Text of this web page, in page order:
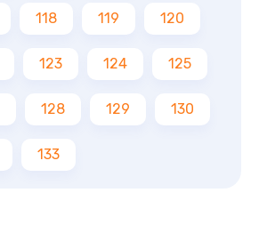
118 119 120
123 124 125
128 129 130
133